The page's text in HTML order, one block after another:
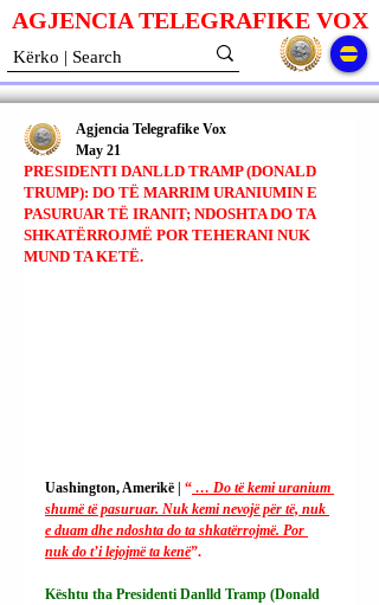
AGJENCIA TELEGRAFIKE VOX
PRESIDENTI DANLLD TRAMP (DONALD
TRUMP): DO TË MARRIM URANIUMIN E
PASURUAR TË IRANIT; NDOSHTA DO TA
SHKATËRROJMË POR TEHERANI NUK
MUND TA KETË.
Agjencia Telegrafike Vox
May 21
Uashington, Amerikë | “ … Do të kemi uranium
shumë të pasuruar. Nuk kemi nevojë për të, nuk
e duam dhe ndoshta do ta shkatërrojmë. Por
nuk do t’i lejojmë ta kenë”.
Kështu tha Presidenti Danlld Tramp (Donald